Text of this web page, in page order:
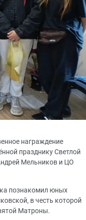
награждение
празднику Светлой
Мельников и ЦО
познакомил юных
в честь которой
Матроны.